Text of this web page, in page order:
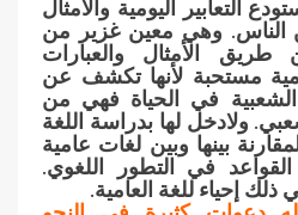
التعابير اليومية والأمثال
الناس. وهي معين غزير من
طريق الأمثال والعبارات
مستحبة لأنها تكشف عن
في الحياة فهي من
ولادخل لها بدراسة اللغة
بينها وبين لغات عامية
في التطور اللغوي.
إحياء للغة العامية.